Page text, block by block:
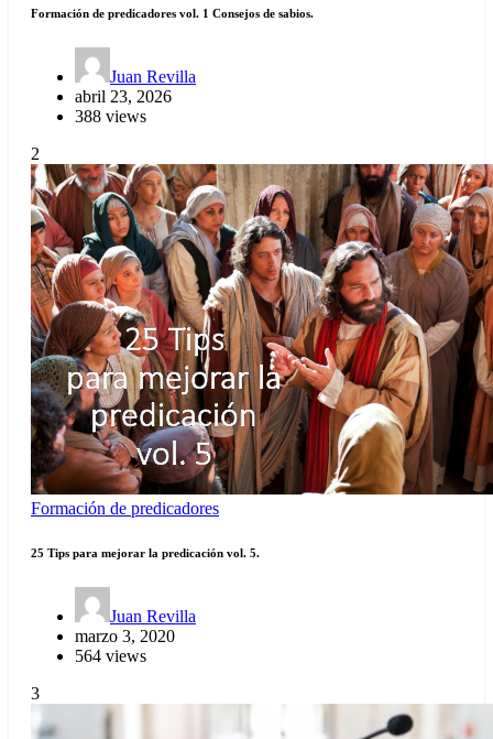
Formación de predicadores vol. 1 Consejos de sabios.
Juan Revilla
abril 23, 2026
388 views
2
Formación de predicadores
25 Tips para mejorar la predicación vol. 5.
Juan Revilla
marzo 3, 2020
564 views
3